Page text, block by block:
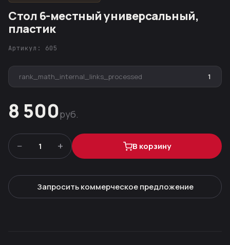
Стол 6-местный универсальный,
пластик
Артикул: 605
rank_math_internal_links_processed 1
8 500руб.
− 1 + В корзину
Запросить коммерческое предложение